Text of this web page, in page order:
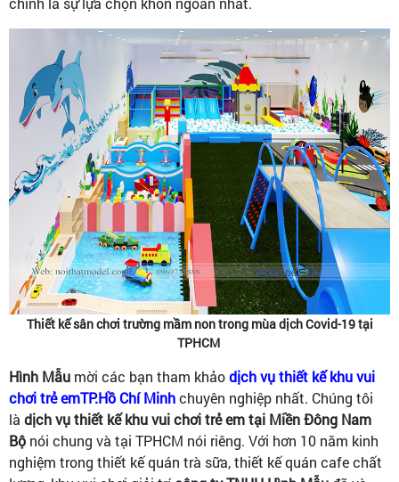
Thiết kế sân chơi trường mầm non trong mùa dịch Covid-19 tại
TPHCM
Hình Mẫu mời các bạn tham khảodịch vụ thiết kế khu vui
chơi trẻ emTP.Hồ Chí Minhchuyên nghiệp nhất. Chúng tôi
là dịch vụ thiết kế khu vui chơi trẻ em tại Miền Đông Nam
Bộ nói chung và tại TPHCM nói riêng. Với hơn 10 năm kinh
nghiệm trong thiết kế quán trà sữa, thiết kế quán cafe chất